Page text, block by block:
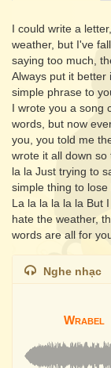
I could write a
weather, but I've
saying too much,
Always put it better
simple phrase to
I wrote you a song
words, but now
you, you told me
wrote it all down
la la Just trying to
simple thing to
La la la la la la But
hate the weather,
words are all for
Nghe nhạc
Wrabel